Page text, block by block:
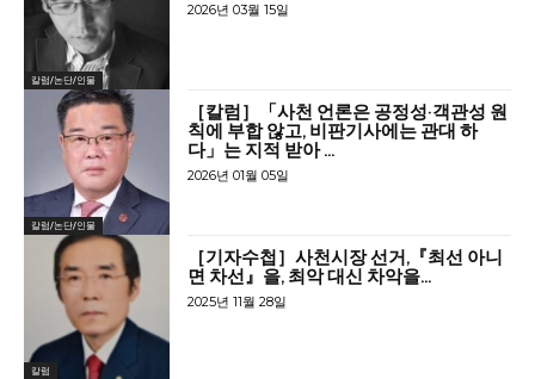
칼럼/논단/인물
2026년 03월 15일
칼럼/논단/인물
［칼럼］「사천 언론은 공정성·객관성 원
칙에 부합 않고, 비판기사에는 관대 하
다」는 지적 받아 …
2026년 01월 05일
칼럼
［기자수첩］사천시장 선거,『최선 아니
면 차선』을, 최악 대신 차악을…
2025년 11월 28일